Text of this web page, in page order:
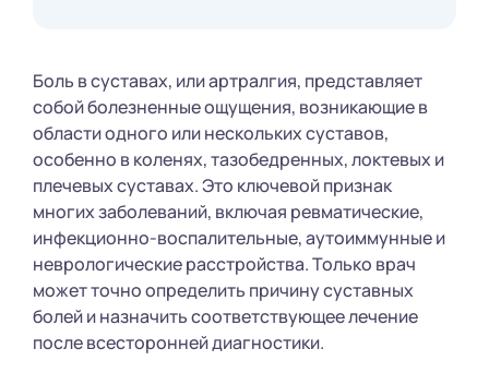
Боль в суставах, или артралгия, представляет
собой болезненные ощущения, возникающие в
области одного или нескольких суставов,
особенно в коленях, тазобедренных, локтевых и
плечевых суставах. Это ключевой признак
многих заболеваний, включая ревматические,
инфекционно-воспалительные, аутоиммунные и
неврологические расстройства. Только врач
может точно определить причину суставных
болей и назначить соответствующее лечение
после всесторонней диагностики.